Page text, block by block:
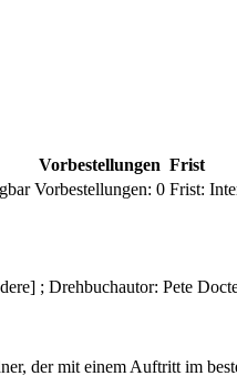
Vorbestellungen Frist
Vorbestellungen: 0 Frist:
; Drehbuchautor: Pete
der mit einem Auftritt im